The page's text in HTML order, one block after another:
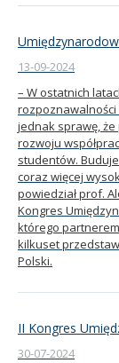
13-09-2024
– W ostatnich
rozpoznawalności
jednak sprawę, że
rozwoju
studentów.
coraz więcej
powiedział prof.
Kongres
którego
kilkuset
Polski.
II Kongres
30-07-2024